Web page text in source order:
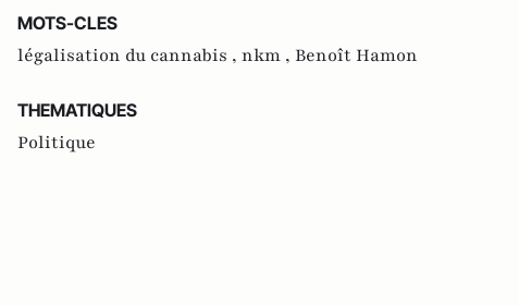
MOTS-CLES
légalisation du cannabis , nkm , Benoît Hamon
THEMATIQUES
Politique